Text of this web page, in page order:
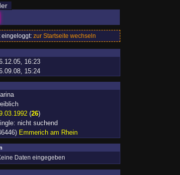
eingeloggt: zur Startseite wechseln
16:23
15:24
(26)
nicht suchend
Emmerich am Rhein
Daten eingegeben